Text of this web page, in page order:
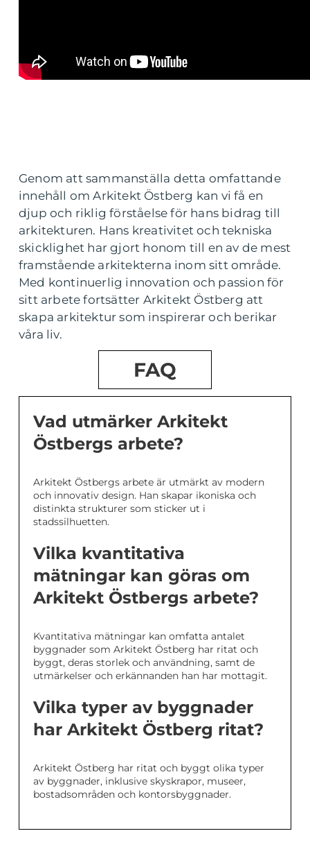
Genom att sammanställa detta omfattande
innehåll om Arkitekt Östberg kan vi få en
djup och riklig förståelse för hans bidrag till
arkitekturen. Hans kreativitet och tekniska
skicklighet har gjort honom till en av de mest
framstående arkitekterna inom sitt område.
Med kontinuerlig innovation och passion för
sitt arbete fortsätter Arkitekt Östberg att
skapa arkitektur som inspirerar och berikar
våra liv.
FAQ
Vad utmärker Arkitekt
Östbergs arbete?
Arkitekt Östbergs arbete är utmärkt av modern
och innovativ design. Han skapar ikoniska och
distinkta strukturer som sticker ut i
stadssilhuetten.
Vilka kvantitativa
mätningar kan göras om
Arkitekt Östbergs arbete?
Kvantitativa mätningar kan omfatta antalet
byggnader som Arkitekt Östberg har ritat och
byggt, deras storlek och användning, samt de
utmärkelser och erkännanden han har mottagit.
Vilka typer av byggnader
har Arkitekt Östberg ritat?
Arkitekt Östberg har ritat och byggt olika typer
av byggnader, inklusive skyskrapor, museer,
bostadsområden och kontorsbyggnader.